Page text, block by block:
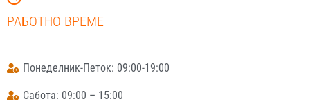
РАБОТНО ВРЕМЕ
Понеделник-Петок: 09:00-19:00
Сабота: 09:00 – 15:00